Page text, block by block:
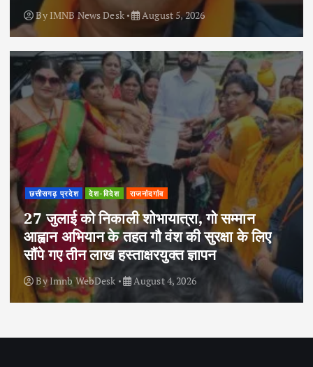
By IMNB News Desk August 5, 2026
छत्तीसगढ़ प्रदेश देश-विदेश राजनांदगांव
27 जुलाई को निकाली शोभायात्रा, गो सम्मान
आह्वान अभियान के तहत गौ वंश की सुरक्षा के लिए
सौंपे गए तीन लाख हस्ताक्षरयुक्त ज्ञापन
ByImnb WebDesk August 4, 2026